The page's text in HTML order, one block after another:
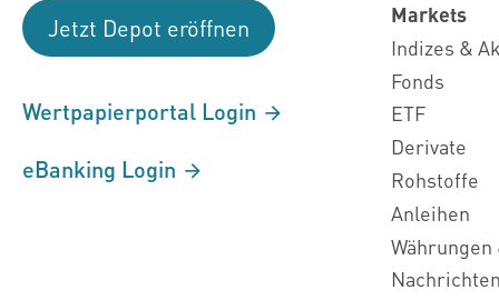
Jetzt Depot eröffnen
Wertpapierportal Login
eBanking Login
Markets
Indizes &
Fonds
ETF
Derivate
Rohstoffe
Anleihen
Währungen